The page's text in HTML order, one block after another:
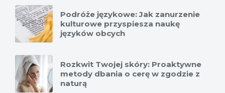
Podróże językowe: Jak zanurzenie
kulturowe przyspiesza naukę
języków obcych
Rozkwit Twojej skóry: Proaktywne
metody dbania o cerę w zgodzie z
naturą